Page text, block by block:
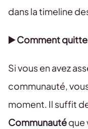
dans la timeline
▶️ Comment
Si vous en avez
communauté,
moment. Il suffit
Communautéque